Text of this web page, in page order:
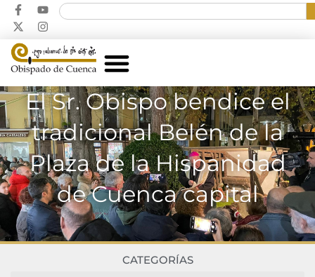
El Sr. Obispo bendice el
tradicional Belén de la
Plaza de la Hispanidad
de Cuenca capital
CATEGORÍAS